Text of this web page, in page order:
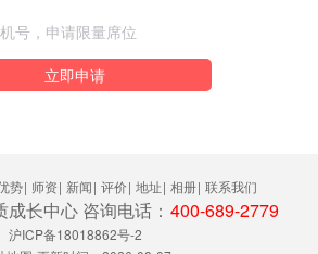
立即申请
势| 师资| 新闻| 评价| 地址| 相册| 联系我们
长中心 咨询电话： 400-689-2779
沪ICP备18018862号-2